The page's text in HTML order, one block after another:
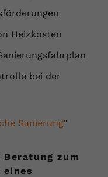
Heizkosten
bei der
Sanierung"
zum
Cookie, um die
Benutzers zu
YouTube-